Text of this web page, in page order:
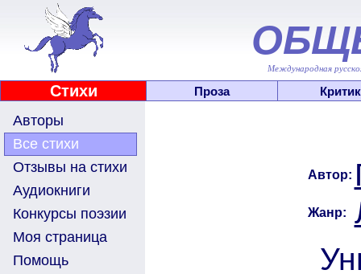
Международная
Стихи Проза
Авторы
Все стихи
Отзывы на стихи
Аудиокниги
Конкурсы поэзии
Моя страница
Помощь
Автор:
Жанр: